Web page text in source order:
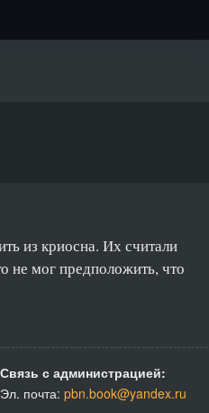
из криосна. Их считали
не мог предположить, что
Связь с администрацией:
Эл. почта: pbn.book@yandex.ru